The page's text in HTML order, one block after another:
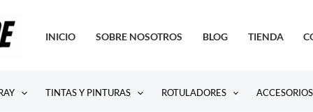
INICIO SOBRE NOSOTROS BLOG TIENDA
TINTAS Y PINTURAS ROTULADORES ACCESORIOS